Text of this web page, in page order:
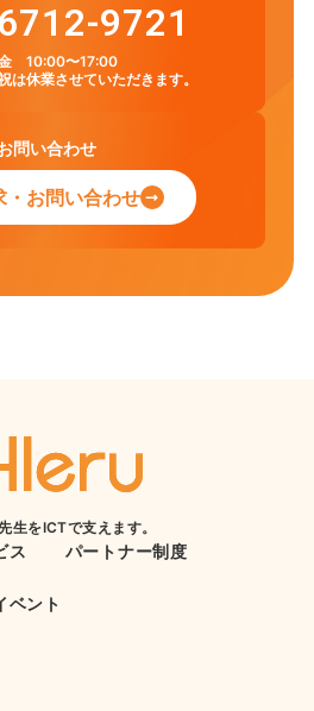
9721
10:00〜17:00
は休業させていただきます。
問い合わせ
・お問い合わせ
生をICTで支えます。
ス
ベント
パートナー制度